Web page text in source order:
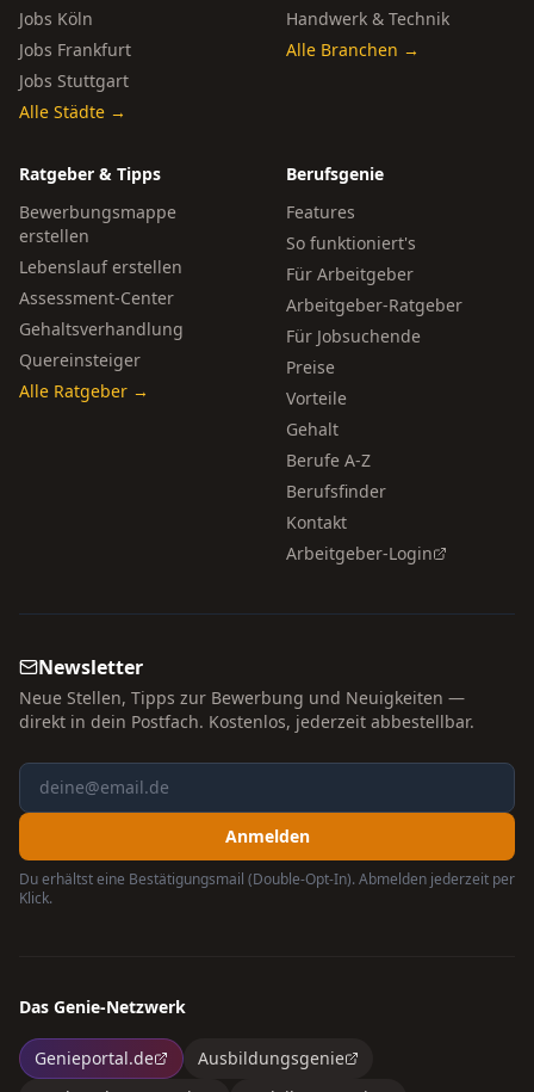
Jobs Köln
Jobs Frankfurt
Jobs Stuttgart
Alle Städte →
Handwerk & Technik
Alle Branchen →
Ratgeber & Tipps
Bewerbungsmappe
erstellen
Lebenslauf erstellen
Assessment-Center
Gehaltsverhandlung
Quereinsteiger
Alle Ratgeber →
Berufsgenie
Features
So funktioniert's
Für Arbeitgeber
Arbeitgeber-Ratgeber
Für Jobsuchende
Preise
Vorteile
Gehalt
Berufe A-Z
Berufsfinder
Kontakt
Arbeitgeber-Login
Newsletter
Neue Stellen, Tipps zur Bewerbung und Neuigkeiten —
direkt in dein Postfach. Kostenlos, jederzeit abbestellbar.
Anmelden
Du erhältst eine Bestätigungsmail (Double-Opt-In). Abmelden jederzeit per
Klick.
Das Genie-Netzwerk
Genieportal.de
Ausbildungsgenie